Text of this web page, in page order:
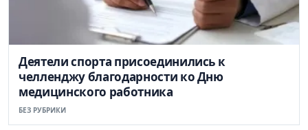
Деятели спорта присоединились к
челленджу благодарности ко Дню
медицинского работника
БЕЗ РУБРИКИ